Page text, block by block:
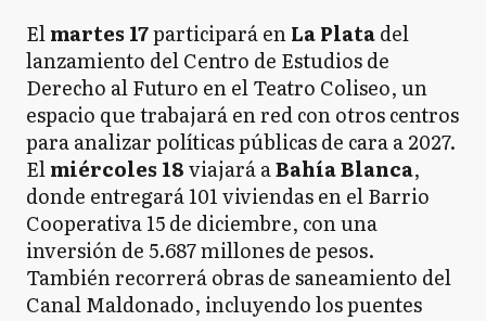
Elmartes 17participará enLa Platadel
lanzamiento del Centro de Estudios de
Derecho al Futuro en el Teatro Coliseo, un
espacio que trabajará en red con otros centros
para analizar políticas públicas de cara a 2027.
Elmiércoles 18viajará aBahía Blanca,
donde entregará 101 viviendas en el Barrio
Cooperativa 15 de diciembre, con una
inversión de 5.687 millones de pesos.
También recorrerá obras de saneamiento del
Canal Maldonado, incluyendo los puentes